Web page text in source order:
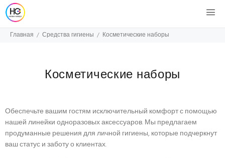
Главная Средства гигиены Косметические наборы
Косметические наборы
Обеспечьте вашим гостям исключительный комфорт с помощью
нашей линейки одноразовых аксессуаров. Мы предлагаем
продуманные решения для личной гигиены, которые подчеркнут
ваш статус и заботу о клиентах.